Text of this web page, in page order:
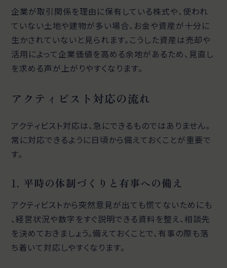
企業が取引関係を理由に保有している株式や、使われ
ていない土地や建物が多い場合、お金や資産が十分に
生かされていないと見られます。こうした資産は売却や
活用によって企業価値を高める余地があるため、見直し
を求める声が上がりやすくなります。
アクティビスト対応の流れ
アクティビスト対応は、急にできるものではありません。
常に対応できるように日頃から備えておくことが重要で
す。
1. 平時の体制づくりと有事への備え
アクティビストから突然意見が出ても慌てないためにも
、経営状況や数字をすぐ説明できる資料を整え、相談先
を決めておきましょう。備えておくことで、有事の際も落
ち着いて対応しやすくなります。